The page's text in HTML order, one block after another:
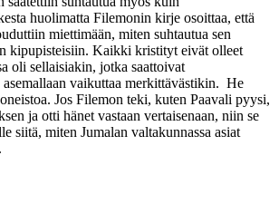
huolimatta Filemonin kirje osoittaa, että
miettimään, miten suhtautua sen
kipupisteisiin. Kaikki kristityt eivät olleet
oli sellaisiakin, jotka saattoivat
vaikuttaa merkittävästikin. He
Jos Filemon teki, kuten Paavali pyysi,
ja otti hänet vastaan vertaisenaan, niin se
siitä, miten Jumalan valtakunnassa asiat